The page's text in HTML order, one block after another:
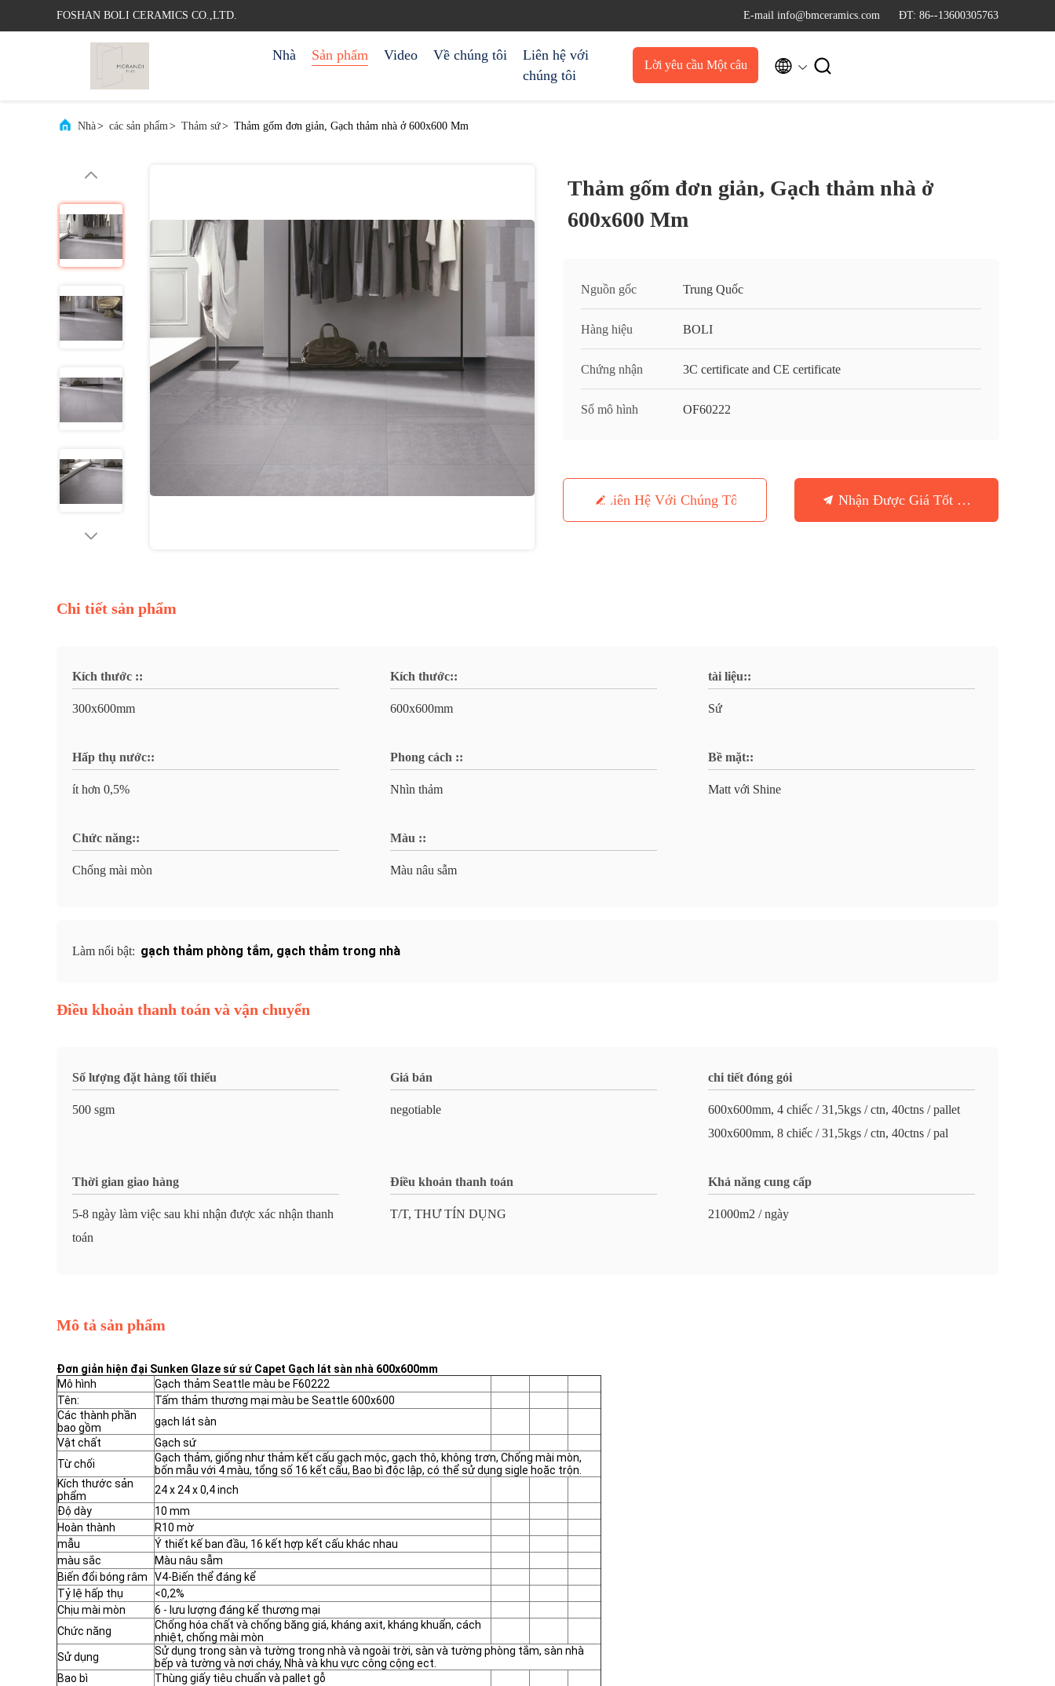
FOSHAN BOLI CERAMICS CO.,LTD. E-mail info@bmceramics.com ĐT: 86--13600305763
Nhà Sản phẩm Video Về chúng tôi
Liên hệ với
chúng tôi
Lời yêu cầu Một câu  
Nhà> các sản phẩm> Thảm sứ> Thảm gốm đơn giản, Gạch thảm nhà ở 600x600 Mm
Thảm gốm đơn giản, Gạch thảm nhà ở
600x600 Mm
Nguồn gốc Trung Quốc
Hàng hiệu BOLI
Chứng nhận 3C certificate and CE certificate
Số mô hình OF60222
Liên Hệ Với Chúng Tôi Nhận Được Giá Tốt Nhất
Chi tiết sản phẩm
Kích thước ::
300x600mm
Kích thước::
600x600mm
tài liệu::
Sứ
Hấp thụ nước::
ít hơn 0,5%
Phong cách ::
Nhìn thảm
Bề mặt::
Matt với Shine
Chức năng::
Chống mài mòn
Màu ::
Màu nâu sẫm
Làm nổi bật: gạch thảm phòng tắm, gạch thảm trong nhà
Điều khoản thanh toán và vận chuyển
Số lượng đặt hàng tối thiểu
500 sgm
Giá bán
negotiable
chi tiết đóng gói
600x600mm, 4 chiếc / 31,5kgs / ctn, 40ctns / pallet
300x600mm, 8 chiếc / 31,5kgs / ctn, 40ctns / pal
Thời gian giao hàng
5-8 ngày làm việc sau khi nhận được xác nhận thanh
toán
Điều khoản thanh toán
T/T, THƯ TÍN DỤNG
Khả năng cung cấp
21000m2 / ngày
Mô tả sản phẩm
Đơn giản hiện đại Sunken Glaze sứ sứ Capet Gạch lát sàn nhà 600x600mm
Mô hình
Gạch thảm Seattle màu be F60222
Tên:
Tấm thảm thương mại màu be Seattle 600x600
Các thành phần
bao gồm
gạch lát sàn
Vật chất
Gạch sứ
Từ chối
Gạch thảm, giống như thảm kết cấu gạch mộc, gạch thô, không trơn, Chống mài mòn,
bốn mẫu với 4 màu, tổng số 16 kết cấu, Bao bì độc lập, có thể sử dụng sigle hoặc trộn.
Kích thước sản
phẩm
24 x 24 x 0,4 inch
Độ dày
10 mm
Hoàn thành
R10 mờ
mẫu
Ý thiết kế ban đầu, 16 kết hợp kết cấu khác nhau
màu sắc
Màu nâu sẫm
Biến đổi bóng râm
V4-Biến thể đáng kể
Tỷ lệ hấp thụ
<0,2%
Chịu mài mòn
6 - lưu lượng đáng kể thương mại
Chức năng
Chống hóa chất và chống băng giá, kháng axit, kháng khuẩn, cách
nhiệt, chống mài mòn
Sử dụng
Sử dụng trong sàn và tường trong nhà và ngoài trời, sàn và tường phòng tắm, sàn nhà
bếp và tường và nơi cháy, Nhà và khu vực công cộng ect.
Bao bì
Thùng giấy tiêu chuẩn và pallet gỗ